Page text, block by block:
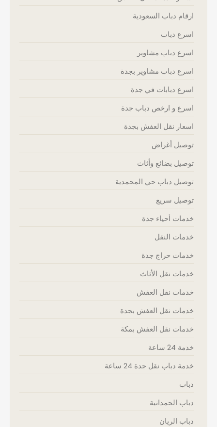
ارقام دباب السعودية
اسرع دباب
اسرع دباب مشاوير
اسرع دباب مشاوير بجدة
اسرع دبابات في جدة
اسرع و ارخص دباب جدة
اسعار نقل العفش بجدة
توصيل أغراض
توصيل بضائع وأثاث
توصيل دباب حي المحمدية
توصيل سريع
خدمات أحياء جدة
خدمات النقل
خدمات حراج جدة
خدمات نقل الأثاث
خدمات نقل العفش
خدمات نقل العفش بجدة
خدمات نقل العفش بمكة
خدمة 24 ساعة
خدمة دباب نقل جدة 24 ساعة
دباب
دباب الحمدانية
دباب الريان